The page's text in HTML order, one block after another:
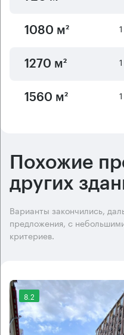
1080 м²
1270 м²
1560 м²
Похожие
других
Варианты закончились,
предложения, с
критериев.
8.2